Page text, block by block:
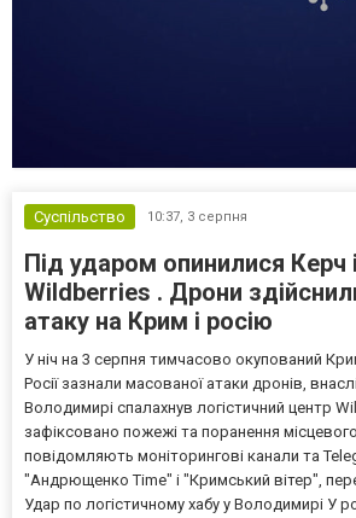
Суспільство 10:37, 3 серпня
Під ударом опинилися Керч
Wildberries . Дрони
атаку на Крим і росію
У ніч на 3 серпня тимчасово окупований
Росії зазнали масованої атаки дронів,
Володимирі спалахнув логістичний центр
зафіксовано пожежі та поранення
повідомляють моніторингові канали та
"Андрющенко Time" і "Кримський вітер",
Удар по логістичному хабу у Володимирі У